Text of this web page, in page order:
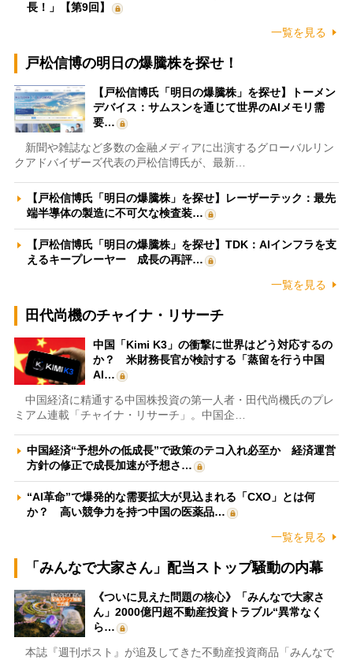
長！」【第9回】
一覧を見る
戸松信博の明日の爆騰株を探せ！
【戸松信博氏「明日の爆騰株」を探せ】トーメン
デバイス：サムスンを通じて世界のAIメモリ需
要…
新聞や雑誌など多数の金融メディアに出演するグローバルリン
クアドバイザーズ代表の戸松信博氏が、最新…
【戸松信博氏「明日の爆騰株」を探せ】レーザーテック：最先
端半導体の製造に不可欠な検査装…
【戸松信博氏「明日の爆騰株」を探せ】TDK：AIインフラを支
えるキープレーヤー 成長の再評…
一覧を見る
田代尚機のチャイナ・リサーチ
中国「Kimi K3」の衝撃に世界はどう対応するの
か？ 米財務長官が検討する「蒸留を行う中国
AI…
中国経済に精通する中国株投資の第一人者・田代尚機氏のプレ
ミアム連載「チャイナ・リサーチ」。中国企…
中国経済“予想外の低成長”で政策のテコ入れ必至か 経済運営
方針の修正で成長加速が予想さ…
“AI革命”で爆発的な需要拡大が見込まれる「CXO」とは何
か？ 高い競争力を持つ中国の医薬品…
一覧を見る
「みんなで大家さん」配当ストップ騒動の内幕
《ついに見えた問題の核心》「みんなで大家さ
ん」2000億円超不動産投資トラブル“異常なく
ら…
本誌『週刊ポスト』が追及してきた不動産投資商品「みんなで